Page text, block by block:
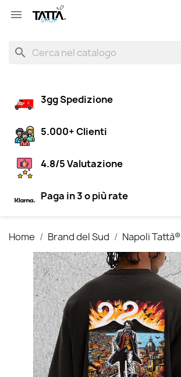

search
3gg Spedizione
5.000+ Clienti
4.8/5 Valutazione
Paga in 3 o più rate
Home Brand del Sud Napoli Tattà®